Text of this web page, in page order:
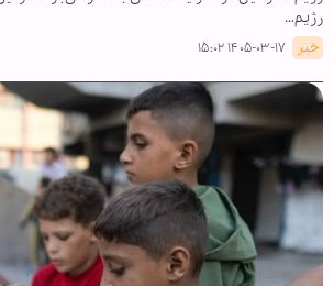
رژیم…
خبر ۱۴۰۵-۰۳-۱۷ ۱۵:۰۲